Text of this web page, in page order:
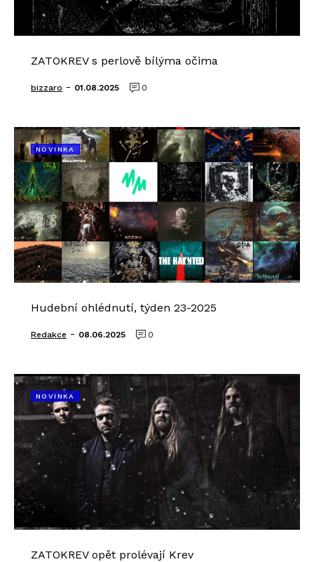
ZATOKREV s perlově bílýma očima
bizzaro - 01.08.2025 0
NOVINKA
Hudební ohlédnutí, týden 23-2025
Redakce - 08.06.2025 0
NOVINKA
ZATOKREV opět prolévají Krev